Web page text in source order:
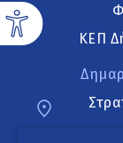
ΚΕΠ